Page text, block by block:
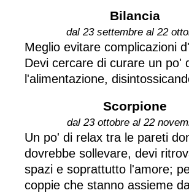
Bilancia
dal 23 settembre al 22
Meglio evitare complicazioni
Devi cercare di curare un po'
l'alimentazione,
Scorpione
dal 23 ottobre al 22
Un po' di relax tra le pareti
dovrebbe sollevare, devi
spazi e soprattutto l'amore;
coppie che stanno assieme